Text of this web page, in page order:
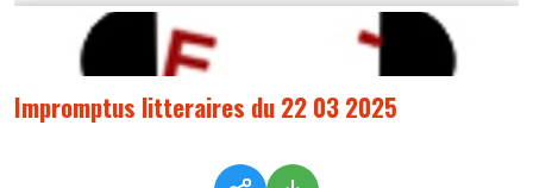
Impromptus litteraires du 22 03 2025